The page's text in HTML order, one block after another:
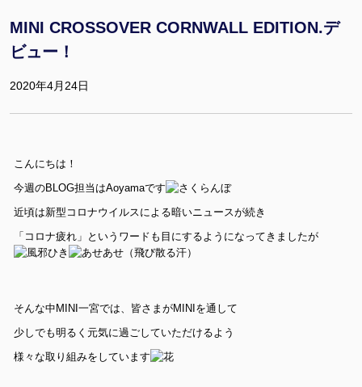
MINI CROSSOVER CORNWALL EDITION.デ
ビュー！
2020年4月24日
こんにちは！
今週のBLOG担当はAoyamaです
近頃は新型コロナウイルスによる暗いニュースが続き
「コロナ疲れ」というワードも目にするようになってきましたが
そんな中MINI一宮では、皆さまがMINIを通して
少しでも明るく元気に過ごしていただけるよう
様々な取り組みをしています